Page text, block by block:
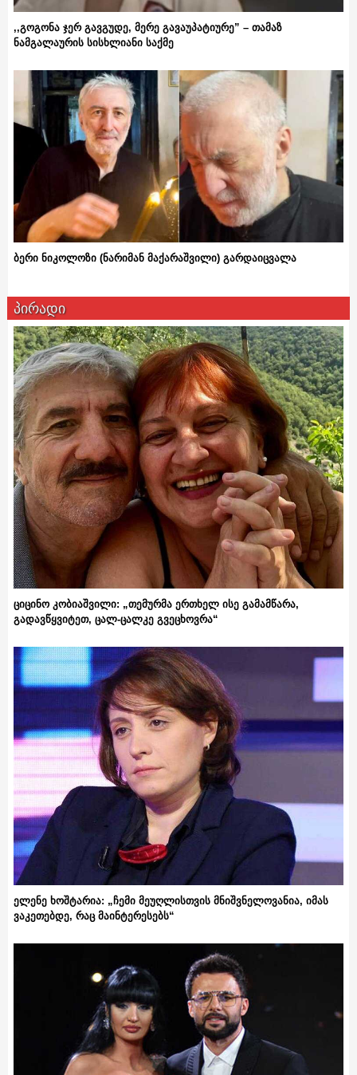
,,გოგონა ჯერ გავგუდე, მერე გავაუპატიურე” – თამაზ
ნამგალაურის სისხლიანი საქმე
ბერი ნიკოლოზი (ნარიმან მაქარაშვილი) გარდაიცვალა
პირადი
ციცინო კობიაშვილი: „თემურმა ერთხელ ისე გამამწარა,
გადავწყვიტეთ, ცალ-ცალკე გვეცხოვრა“
ელენე ხოშტარია: „ჩემი მეუღლისთვის მნიშვნელოვანია, იმას
ვაკეთებდე, რაც მაინტერესებს“